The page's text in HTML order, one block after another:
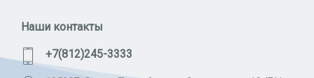
Наши контакты
+7(812)245-3333